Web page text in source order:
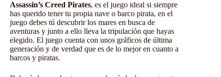
Assassin’s Creed Pirates, es el juego ideal si siempre
has querido tener tu propia nave o barco pirata, en el
juego debes tú descubrir los mares en busca de
aventuras y junto a ello lleva la tripulación que hayas
elegido. El juego cuenta con unos gráficos de última
generación y de verdad que es de lo mejor en cuanto a
barcos y piratas.